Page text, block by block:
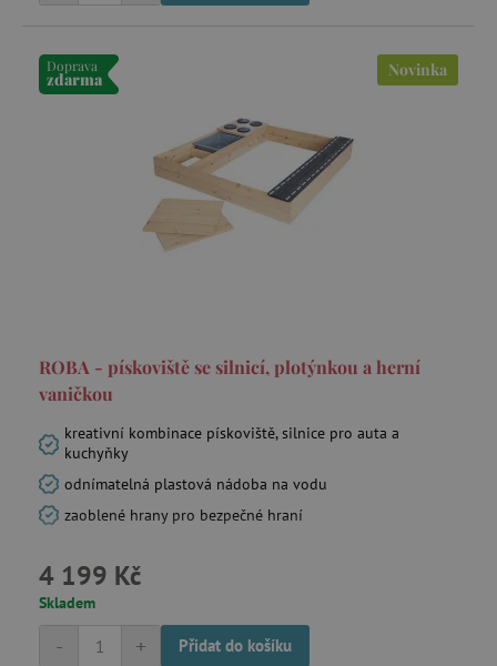
Doprava
zdarma Novinka
ROBA - pískoviště se silnicí, plotýnkou a herní
vaničkou
kreativní kombinace pískoviště, silnice pro auta a
kuchyňky
odnímatelná plastová nádoba na vodu
zaoblené hrany pro bezpečné hraní
4 199 Kč
Skladem
+
- Přidat do košíku